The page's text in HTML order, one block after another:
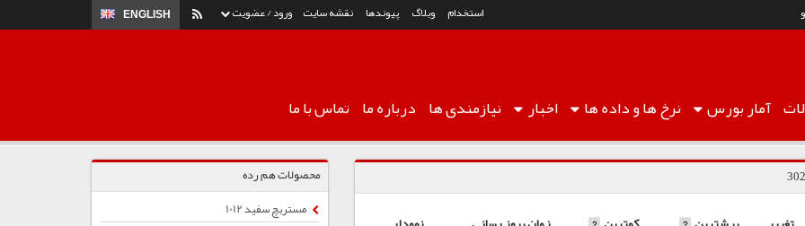
ورود / عضویت ENGLISH استخدام وبلاگ پیوندها نقشه سایت
آماربورس نرخ هاو داده ها اخبار نیازمندی ها درباره ما تماس با ما
محصولات هم رده
مستربچ سفید 1012